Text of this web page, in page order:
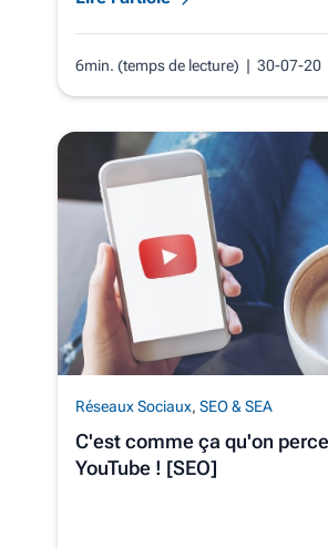
6min. (temps de lecture) | 30-07-20
Réseaux Sociaux, SEO & SEA
C'est comme ça qu'on
YouTube ! [SEO]